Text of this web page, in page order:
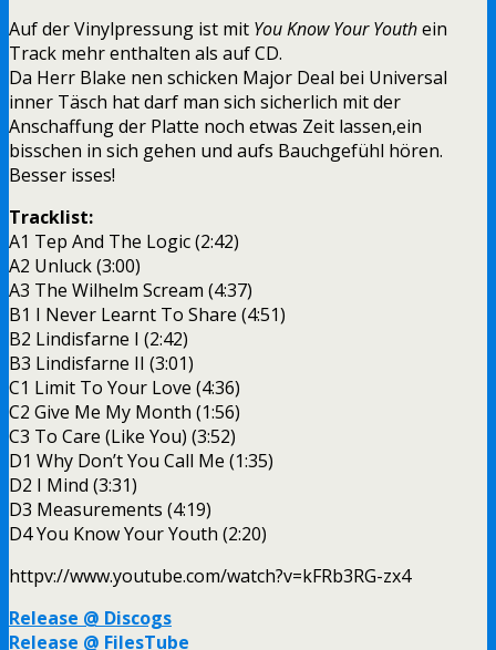
Auf der Vinylpressung ist mit You Know Your Youthein
Track mehr enthalten als auf CD.
Da Herr Blake nen schicken Major Deal bei Universal
inner Täsch hat darf man sich sicherlich mit der
Anschaffung der Platte noch etwas Zeit lassen,ein
bisschen in sich gehen und aufs Bauchgefühl hören.
Besser isses!
Tracklist:
A1 Tep And The Logic (2:42)
A2 Unluck (3:00)
A3 The Wilhelm Scream (4:37)
B1 I Never Learnt To Share (4:51)
B2 Lindisfarne I (2:42)
B3 Lindisfarne II (3:01)
C1 Limit To Your Love (4:36)
C2 Give Me My Month (1:56)
C3 To Care (Like You) (3:52)
D1 Why Don’t You Call Me (1:35)
D2 I Mind (3:31)
D3 Measurements (4:19)
D4 You Know Your Youth (2:20)
httpv://www.youtube.com/watch?v=kFRb3RG-zx4
Release @ Discogs
Release @ FilesTube